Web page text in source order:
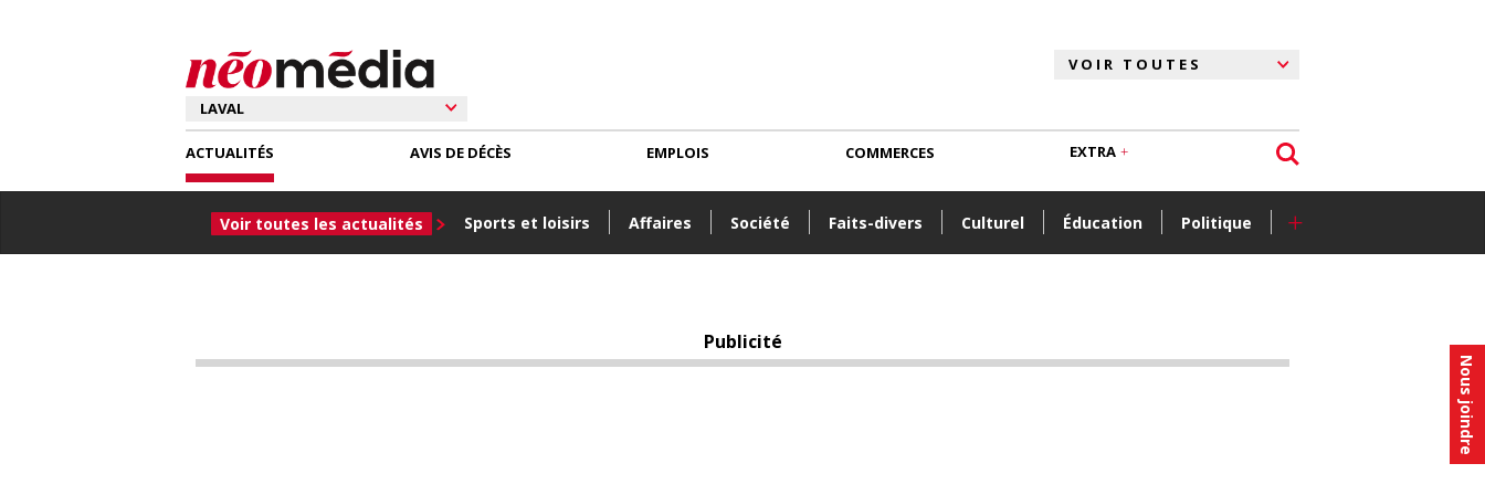
Nous joindre
ACTUALITÉS
Voir toutes les actualités Sports et loisirs Affaires Société Faits-divers Culturel Éducation Politique +
AVIS DE DÉCÈS EMPLOIS COMMERCES EXTRA
Publicité